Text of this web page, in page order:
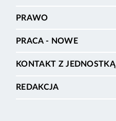
PRAWO
PRACA - NOWE
KONTAKT Z JEDNOSTKĄ
REDAKCJA